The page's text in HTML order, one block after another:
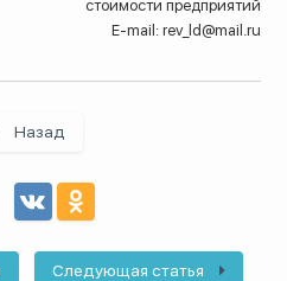
стоимости предприятий
E-mail: rev_ld@mail.ru
Назад
Следующая статья